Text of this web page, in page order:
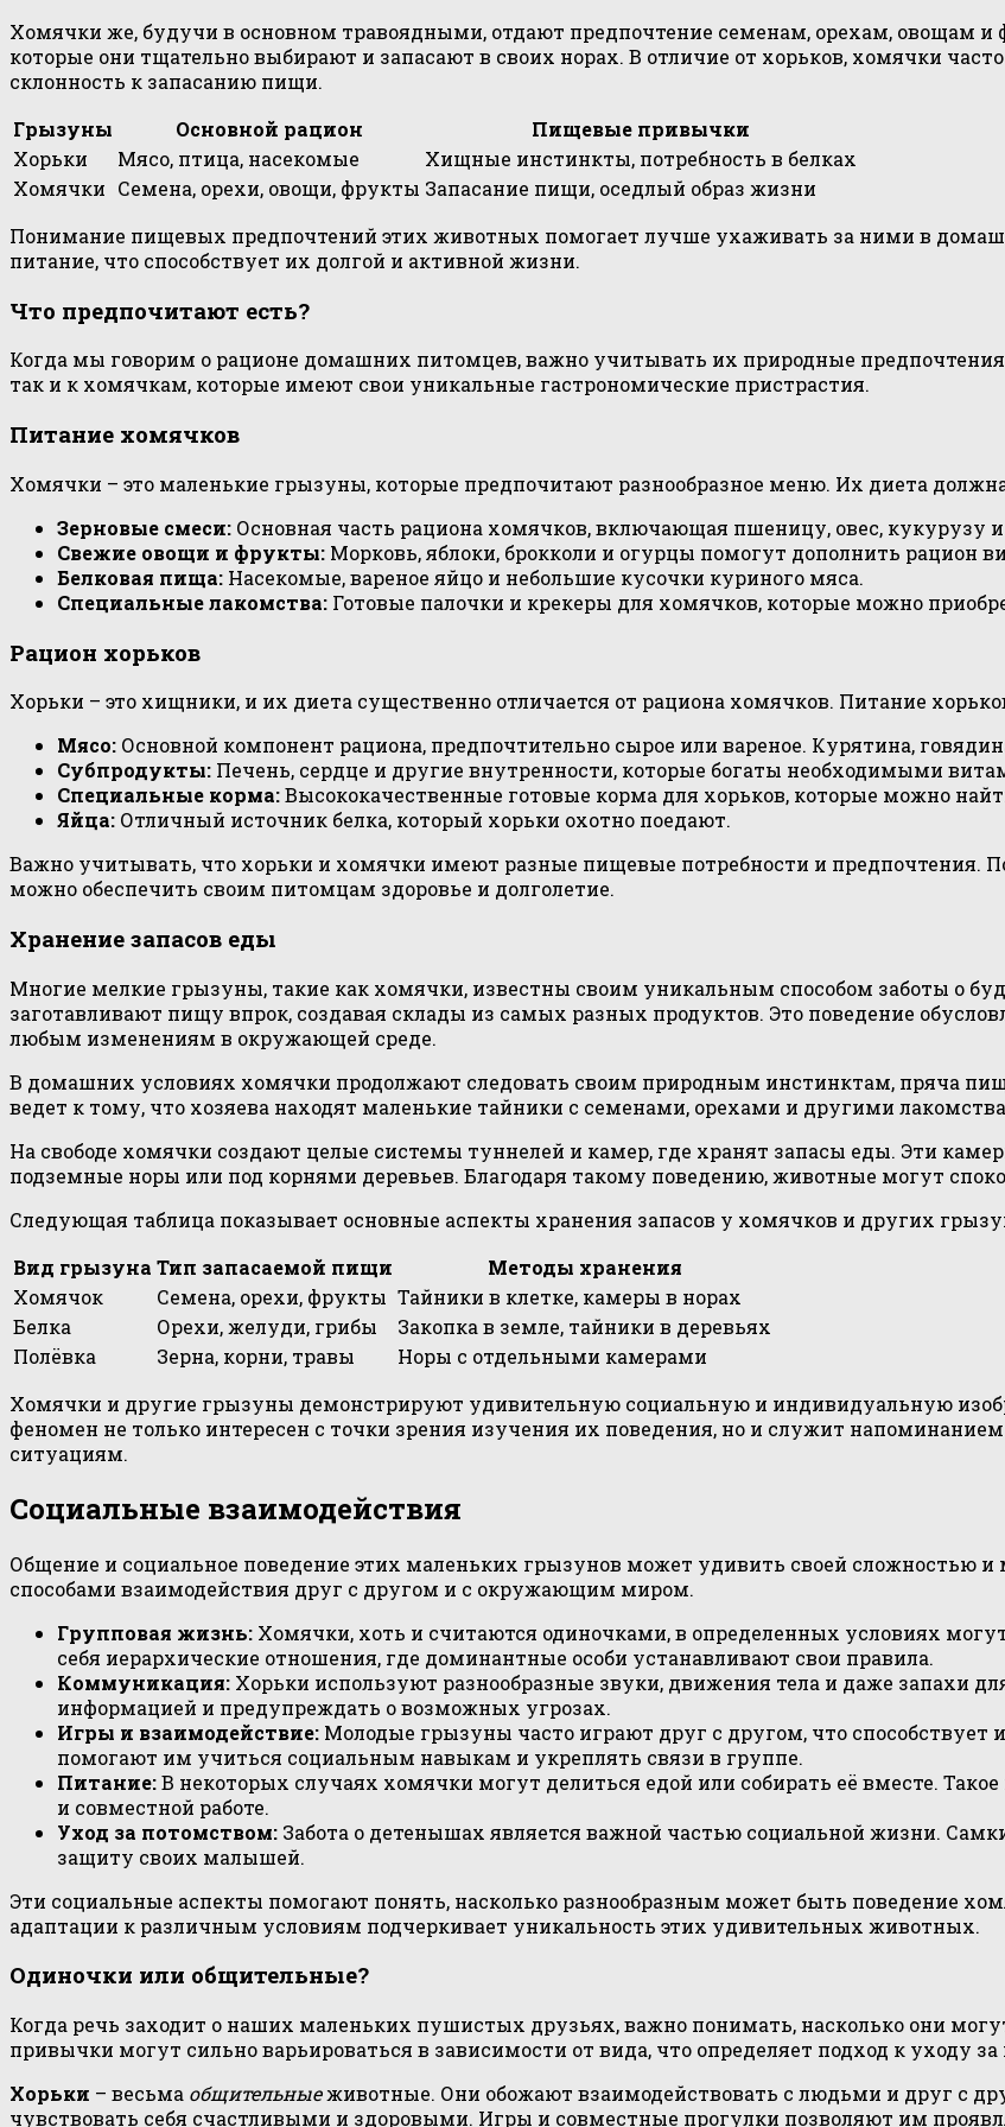
Хомячки же, будучи в основном травоядными, отдают предпочтение семенам, орехам, овощам и
которые они тщательно выбирают и запасают в своих норах. В отличие от хорьков, хомячки
склонность к запасанию пищи.
Грызуны
Основной рацион
Пищевые привычки
Хорьки
Мясо, птица, насекомые
Хищные инстинкты, потребность в белках
Хомячки Семена, орехи, овощи, фрукты Запасание пищи, оседлый образ жизни
Понимание пищевых предпочтений этих животных помогает лучше ухаживать за ними в
питание, что способствует их долгой и активной жизни.
Что предпочитают есть?
Когда мы говорим о рационе домашних питомцев, важно учитывать их природные предпочтения
так и к хомячкам, которые имеют свои уникальные гастрономические пристрастия.
Питание хомячков
Хомячки – это маленькие грызуны, которые предпочитают разнообразное меню. Их диета
Зерновые смеси: Основная часть рациона хомячков, включающая пшеницу, овес, кукурузу и
Свежие овощи и фрукты: Морковь, яблоки, брокколи и огурцы помогут дополнить рацион
Белковая пища: Насекомые, вареное яйцо и небольшие кусочки куриного мяса.
Специальные лакомства: Готовые палочки и крекеры для хомячков, которые можно
Рацион хорьков
Хорьки – это хищники, и их диета существенно отличается от рациона хомячков. Питание
Мясо: Основной компонент рациона, предпочтительно сырое или вареное. Курятина,
Субпродукты: Печень, сердце и другие внутренности, которые богаты необходимыми
Специальные корма:Высококачественные готовые корма для хорьков, которые можно
Яйца: Отличный источник белка, который хорьки охотно поедают.
Важно учитывать, что хорьки и хомячки имеют разные пищевые потребности и предпочтения.
можно обеспечить своим питомцам здоровье и долголетие.
Хранение запасов еды
Многие мелкие грызуны, такие как хомячки, известны своим уникальным способом заботы о
заготавливают пищу впрок, создавая склады из самых разных продуктов. Это поведение
любым изменениям в окружающей среде.
В домашних условиях хомячки продолжают следовать своим природным инстинктам, пряча
ведет к тому, что хозяева находят маленькие тайники с семенами, орехами и другими
На свободе хомячки создают целые системы туннелей и камер, где хранят запасы еды. Эти
подземные норы или под корнями деревьев. Благодаря такому поведению, животные могут
Следующая таблица показывает основные аспекты хранения запасов у хомячков и других
Вид грызуна Тип запасаемой пищи
Методы хранения
Хомячок
Семена, орехи, фрукты Тайники в клетке, камеры в норах
Белка
Орехи, желуди, грибы
Закопка в земле, тайники в деревьях
Полёвка
Зерна, корни, травы
Норы с отдельными камерами
Хомячки и другие грызуны демонстрируют удивительную социальную и индивидуальную
феномен не только интересен с точки зрения изучения их поведения, но и служит
ситуациям.
Социальные взаимодействия
Общение и социальное поведение этих маленьких грызунов может удивить своей сложностью
способами взаимодействия друг с другом и с окружающим миром.
Групповая жизнь: Хомячки, хоть и считаются одиночками, в определенных условиях
себя иерархические отношения, где доминантные особи устанавливают свои правила.
Коммуникация: Хорьки используют разнообразные звуки, движения тела и даже запахи
информацией и предупреждать о возможных угрозах.
Игры и взаимодействие: Молодые грызуны часто играют друг с другом, что
помогают им учиться социальным навыкам и укреплять связи в группе.
Питание:В некоторых случаях хомячки могут делиться едой или собирать её вместе.
и совместной работе.
Уход за потомством: Забота о детенышах является важной частью социальной жизни.
защиту своих малышей.
Эти социальные аспекты помогают понять, насколько разнообразным может быть поведение
адаптации к различным условиям подчеркивает уникальность этих удивительных животных.
Одиночки или общительные?
Когда речь заходит о наших маленьких пушистых друзьях, важно понимать, насколько они
привычки могут сильно варьироваться в зависимости от вида, что определяет подход к уходу
Хорьки – весьма общительныеживотные. Они обожают взаимодействовать с людьми и друг с
чувствовать себя счастливыми и здоровыми. Игры и совместные прогулки позволяют им